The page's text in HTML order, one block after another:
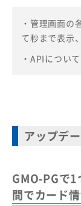
・ 管理画面の
て秒まで表示
・APIについ
アップデ
GMO-PGで
間でカード